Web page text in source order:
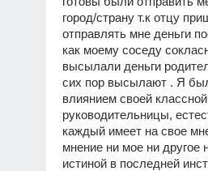
город/страну т.к отцу
отправлять мне деньги
как моему соседу
высылали деньги
сих пор высылают . Я
влиянием своей классной
руководительницы,
каждый имеет на свое
мнение ни мое ни другое
истиной в последней